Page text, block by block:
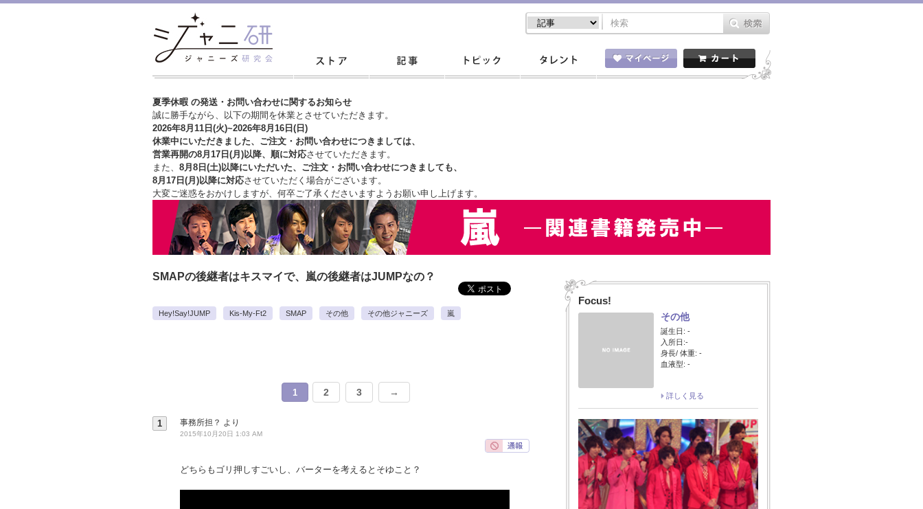
夏季休暇 の発送・お問い合わせに関するお知らせ
誠に勝手ながら、以下の期間を休業とさせていただきます。
2026年8月11日(火)~2026年8月16日(日)
休業中にいただきました、ご注文・お問い合わせにつきましては、
営業再開の8月17日(月)以降、順に対応させていただきます。
また、 8月8日(土)以降にいただいた、ご注文・ お問い合わせにつきましても、
8月17日(月)以降に対応させていただく場合がございます。
大変ご迷惑をおかけしますが、 何卒ご了承くださいますようお願い申し上げます。
SMAPの後継者はキスマイで、嵐の後継者はJUMPなの？
Hey!Say!JUMP Kis-My-Ft2 SMAP その他 その他ジャニーズ 嵐
1 2 3 →
1 事務所担？ より
2015年10月20日 1:03 AM
どちらもゴリ押しすごいし、バーターを考えるとそゆこと？
Focus!
その他
誕生日: -
入所日:-
身長/ 体重: -
血液型: -
詳しく見る